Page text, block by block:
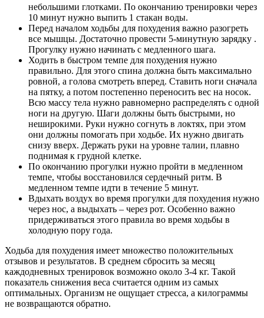
небольшими глотками. По окончанию тренировки через
10 минут нужно выпить 1 стакан воды.
Перед началом ходьбы для похудения важно разогреть
все мышцы. Достаточно провести 5-минутную зарядку .
Прогулку нужно начинать с медленного шага.
Ходить в быстром темпе для похудения нужно
правильно. Для этого спина должна быть максимально
ровной, а голова смотреть вперед. Ставить ноги сначала
на пятку, а потом постепенно переносить вес на носок.
Всю массу тела нужно равномерно распределять с одной
ноги на другую. Шаги должны быть быстрыми, но
неширокими. Руки нужно согнуть в локтях, при этом
они должны помогать при ходьбе. Их нужно двигать
снизу вверх. Держать руки на уровне талии, плавно
поднимая к грудной клетке.
По окончанию прогулки нужно пройти в медленном
темпе, чтобы восстановился сердечный ритм. В
медленном темпе идти в течение 5 минут.
Вдыхать воздух во время прогулки для похудения нужно
через нос, а выдыхать – через рот. Особенно важно
придерживаться этого правила во время ходьбы в
холодную пору года.
Ходьба для похудения имеет множество положительных
отзывов и результатов. В среднем сбросить за месяц
каждодневных тренировок возможно около 3-4 кг. Такой
показатель снижения веса считается одним из самых
оптимальных. Организм не ощущает стресса, а килограммы
не возвращаются обратно.